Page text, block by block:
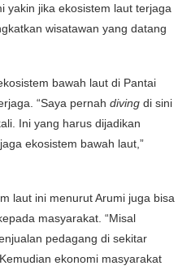
yakin jika ekosistem laut terjaga
wisatawan yang datang
bawah laut di Pantai
“Saya pernah diving di sini
Ini yang harus dijadikan
ekosistem bawah laut,”
laut ini menurut Arumi juga bisa
masyarakat. “Misal
pedagang di sekitar
ekonomi masyarakat